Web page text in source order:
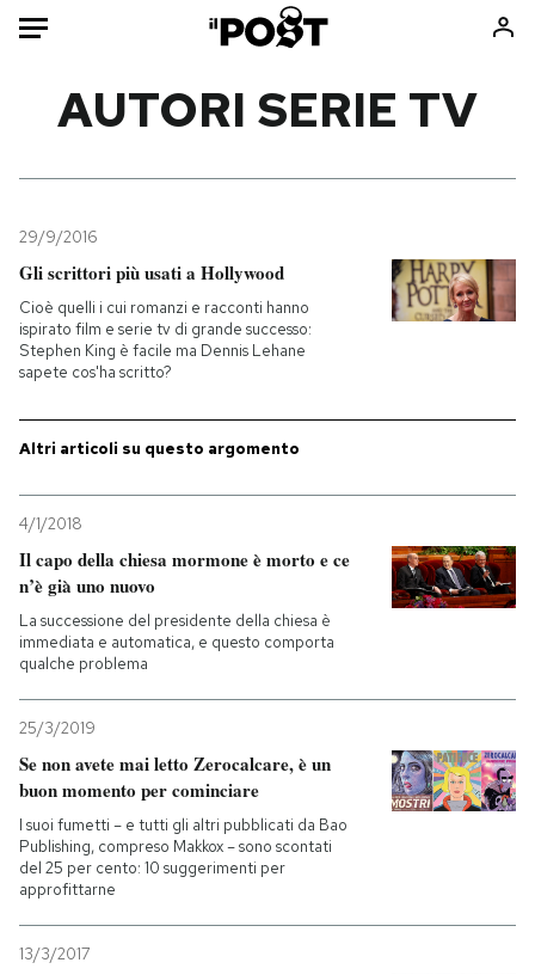
Mondo
Politica
Tecnologia
Internet
Scienza
Economia
Consumismi
Storie/Idee
Ok Boomer!
PODCAST
NEWSLETTER
I MIEI PREFERITI
SHOP
CALENDARIO
AUTORI SERIE TV
29/9/2016
Gli scrittori più usati a Hollywood
Cioè quelli i cui romanzi e racconti hanno
ispirato film e serie tv di grande successo:
Stephen King è facile ma Dennis Lehane
sapete cos'ha scritto?
Altri articoli su questo argomento
4/1/2018
Il capo della chiesa mormone è morto e ce
n’è già uno nuovo
La successione del presidente della chiesa è
immediata e automatica, e questo comporta
qualche problema
25/3/2019
Se non avete mai letto Zerocalcare, è un
buon momento per cominciare
I suoi fumetti – e tutti gli altri pubblicati da Bao
Publishing, compreso Makkox – sono scontati
del 25 per cento: 10 suggerimenti per
approfittarne
13/3/2017